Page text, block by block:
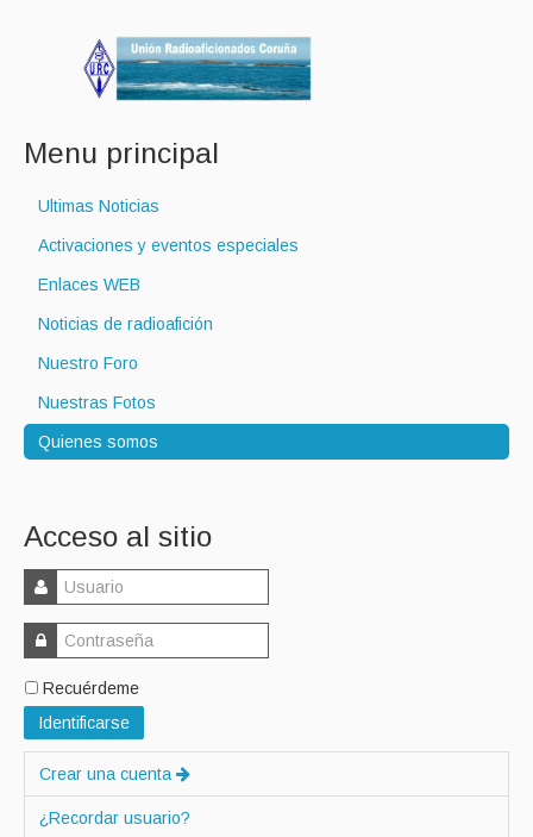
Menu principal
Ultimas Noticias
Activaciones y eventos especiales
Enlaces WEB
Noticias de radioafición
Nuestro Foro
Nuestras Fotos
Quienes somos
Acceso al sitio
Recuérdeme
Identificarse
Crear una cuenta
¿Recordar usuario?